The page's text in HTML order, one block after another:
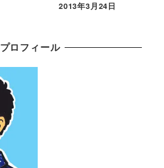
2013年3月24日
プロフィール